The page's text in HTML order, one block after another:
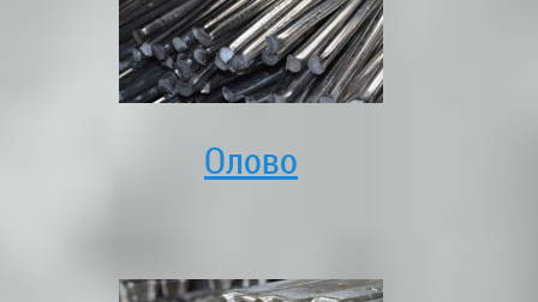
Олово